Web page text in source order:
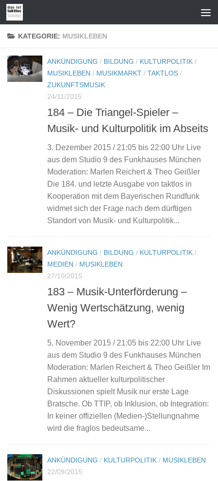
Zum Inhalt springen
KATEGORIE: MUSIKLEBEN
ANKÜNDIGUNG / BILDUNG / KULTURPOLITIK /
MUSIKLEBEN / MUSIKMARKT / TAKTLOS /
ZUKUNFTSMUSIK
24/11/2015
184 – Die Triangel-Spieler –
Musik- und Kulturpolitik im Abseits
3. Dezember 2015 / 21:05 bis 22:00 Uhr Live
aus dem Studio 9 des Funkhauses München
Moderation: Marlen Reichert & Theo Geißler
Die 184. und letzte Ausgabe von taktlos in
Kooperation mit dem Bayerischen Rundfunk
widmet sich der Frage nach dem dürftigen
Standort von Musik- und Kulturpolitik...
ANKÜNDIGUNG / BILDUNG / KULTURPOLITIK /
MEDIEN / MUSIKLEBEN
27/10/2015
183 – Musik-Unterförderung –
Wenig Wertschätzung, wenig
Wert?
5. November 2015 / 21:05 bis 22:00 Uhr Live
aus dem Studio 9 des Funkhauses München
Moderation: Marlen Reichert & Theo Geißler Im
Rahmen aktueller kulturpolitischer
Diskussionen spielt Musik nur erste Lage
Bratsche. Ob TTIP, ob Inklusion, ob Integration:
In keiner offiziellen (Medien-)Stellungnahme
wird die fraglos bedeutsame...
ANKÜNDIGUNG / KULTURPOLITIK / MUSIKLEBEN
22/09/2015